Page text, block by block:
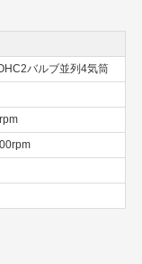
バルブ並列4気筒